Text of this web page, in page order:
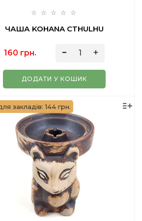
ЧАША KOHANA CTHULHU
160 грн.
ДОДАТИ У КОШИК
закладів: 144 грн.